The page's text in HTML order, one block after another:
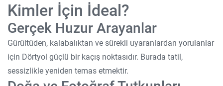
Kimler İçin İdeal?
Gerçek Huzur Arayanlar
Gürültüden, kalabalıktan ve sürekli uyaranlardan yorulanlar
için Dörtyol güçlü bir kaçış noktasıdır. Burada tatil,
sessizlikle yeniden temas etmektir.